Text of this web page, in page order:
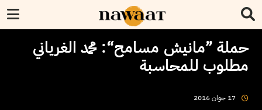
حملة ”مانيش مسامح“: محمد الغرياني
مطلوب للمحاسبة
17 جوان2016